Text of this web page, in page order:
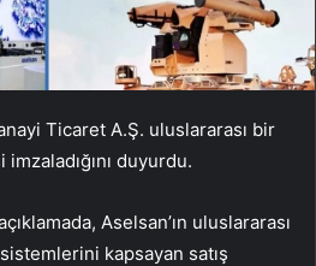
Ticaret A.Ş. uluslararası bir
duyurdu.
Aselsan’ın uluslararası
kapsayan satış